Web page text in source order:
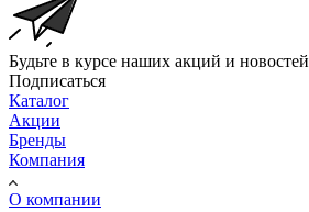
Будьте в курсе наших акций и новостей
Подписаться
Каталог
Акции
Бренды
Компания
О компании